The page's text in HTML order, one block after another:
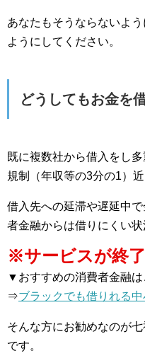
あなたもそうならないよ
ようにしてください。
どうしてもお金を
既に複数社から借入をし
規制（年収等の3分の1）
借入先への延滞や遅延中
者金融からは借りにくい
※サービスが終了
▼おすすめの消費者金融
⇒ブラックでも借りれる
そんな方にお勧めなのが七
です。